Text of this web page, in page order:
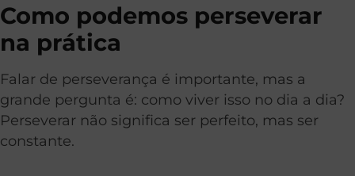
Como podemos perseverar
na prática
Falar de perseverança é importante, mas a
grande pergunta é: como viver isso no dia a dia?
Perseverar não significa ser perfeito, mas ser
constante.